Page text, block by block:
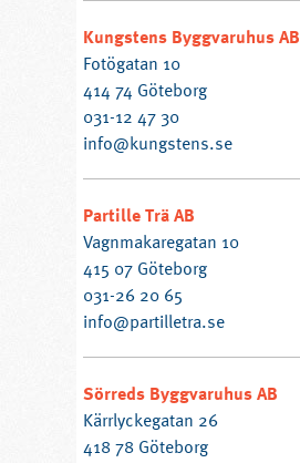
Kungstens Byggvaruhus AB
Fotögatan 10
414 74 Göteborg
031-12 47 30
info@kungstens.se
Partille Trä AB
Vagnmakaregatan 10
415 07 Göteborg
031-26 20 65
info@partilletra.se
Sörreds Byggvaruhus AB
Kärrlyckegatan 26
418 78 Göteborg